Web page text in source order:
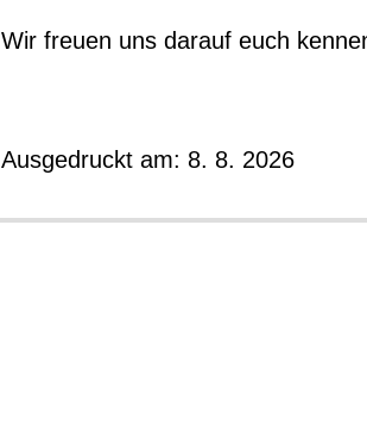
Wir freuen uns darauf euch
Ausgedruckt am: 8. 8. 2026